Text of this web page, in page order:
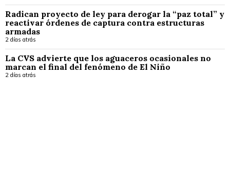
Radican proyecto de ley para derogar la “paz total” y
reactivar órdenes de captura contra estructuras
armadas
2 días atrás
La CVS advierte que los aguaceros ocasionales no
marcan el final del fenómeno de El Niño
2 días atrás